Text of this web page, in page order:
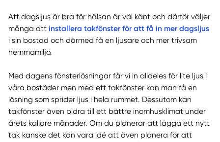
Att dagsljus är bra för hälsan är väl känt och därför väljer
många att installera takfönster för att få in mer dagsljus
i sin bostad och därmed få en ljusare och mer trivsam
hemmamiljö.
Med dagens fönsterlösningar får vi in alldeles för lite ljus i
våra bostäder men med ett takfönster kan man få en
lösning som sprider ljus i hela rummet. Dessutom kan
takfönster även bidra till ett bättre inomhusklimat under
årets kallare månader. Om du planerar att lägga ett nytt
tak kanske det kan vara idé att även planera för att